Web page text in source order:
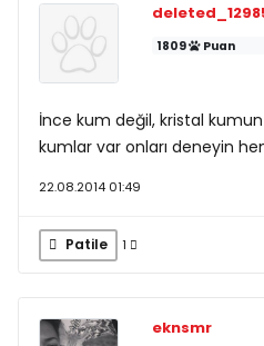
1809 Puan
İnce kum değil, kristal kumun
kumlar var onları deneyin
22.08.2014 01:49
Patile 1
eknsmr